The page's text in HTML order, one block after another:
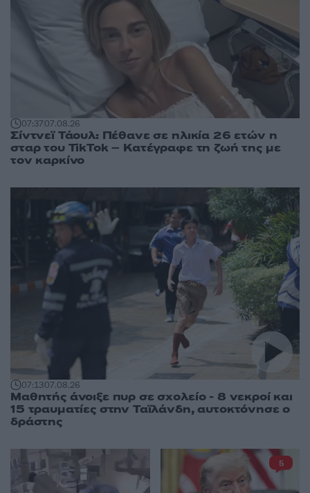
07:3707.08.26
Σίντνεϊ Τάουλ: Πέθανε σε ηλικία 26 ετών η
σταρ του TikTok – Kατέγραφε τη ζωή της με
τον καρκίνο
07:1307.08.26
Μαθητής άνοιξε πυρ σε σχολείο - 8 νεκροί και
15 τραυματίες στην Ταϊλάνδη, αυτοκτόνησε ο
δράστης
5